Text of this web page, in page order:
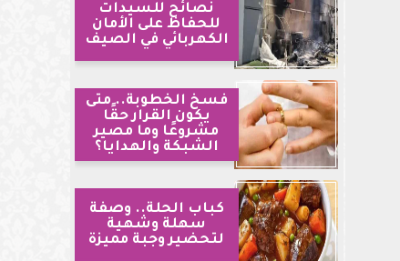
نصائح للسيدات
للحفاظ على الأمان
الكهربائي في الصيف
فسخ الخطوبة.. متى
يكون القرار حقًا
مشروعًا وما مصير
الشبكة والهدايا؟
كباب الحلة.. وصفة
سهلة وشهية
لتحضير وجبة مميزة